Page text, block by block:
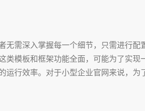
无需深入掌握每一个细节，只需进行
类模板和框架功能全面，可能为了实
运行效率。对于小型企业官网来说，